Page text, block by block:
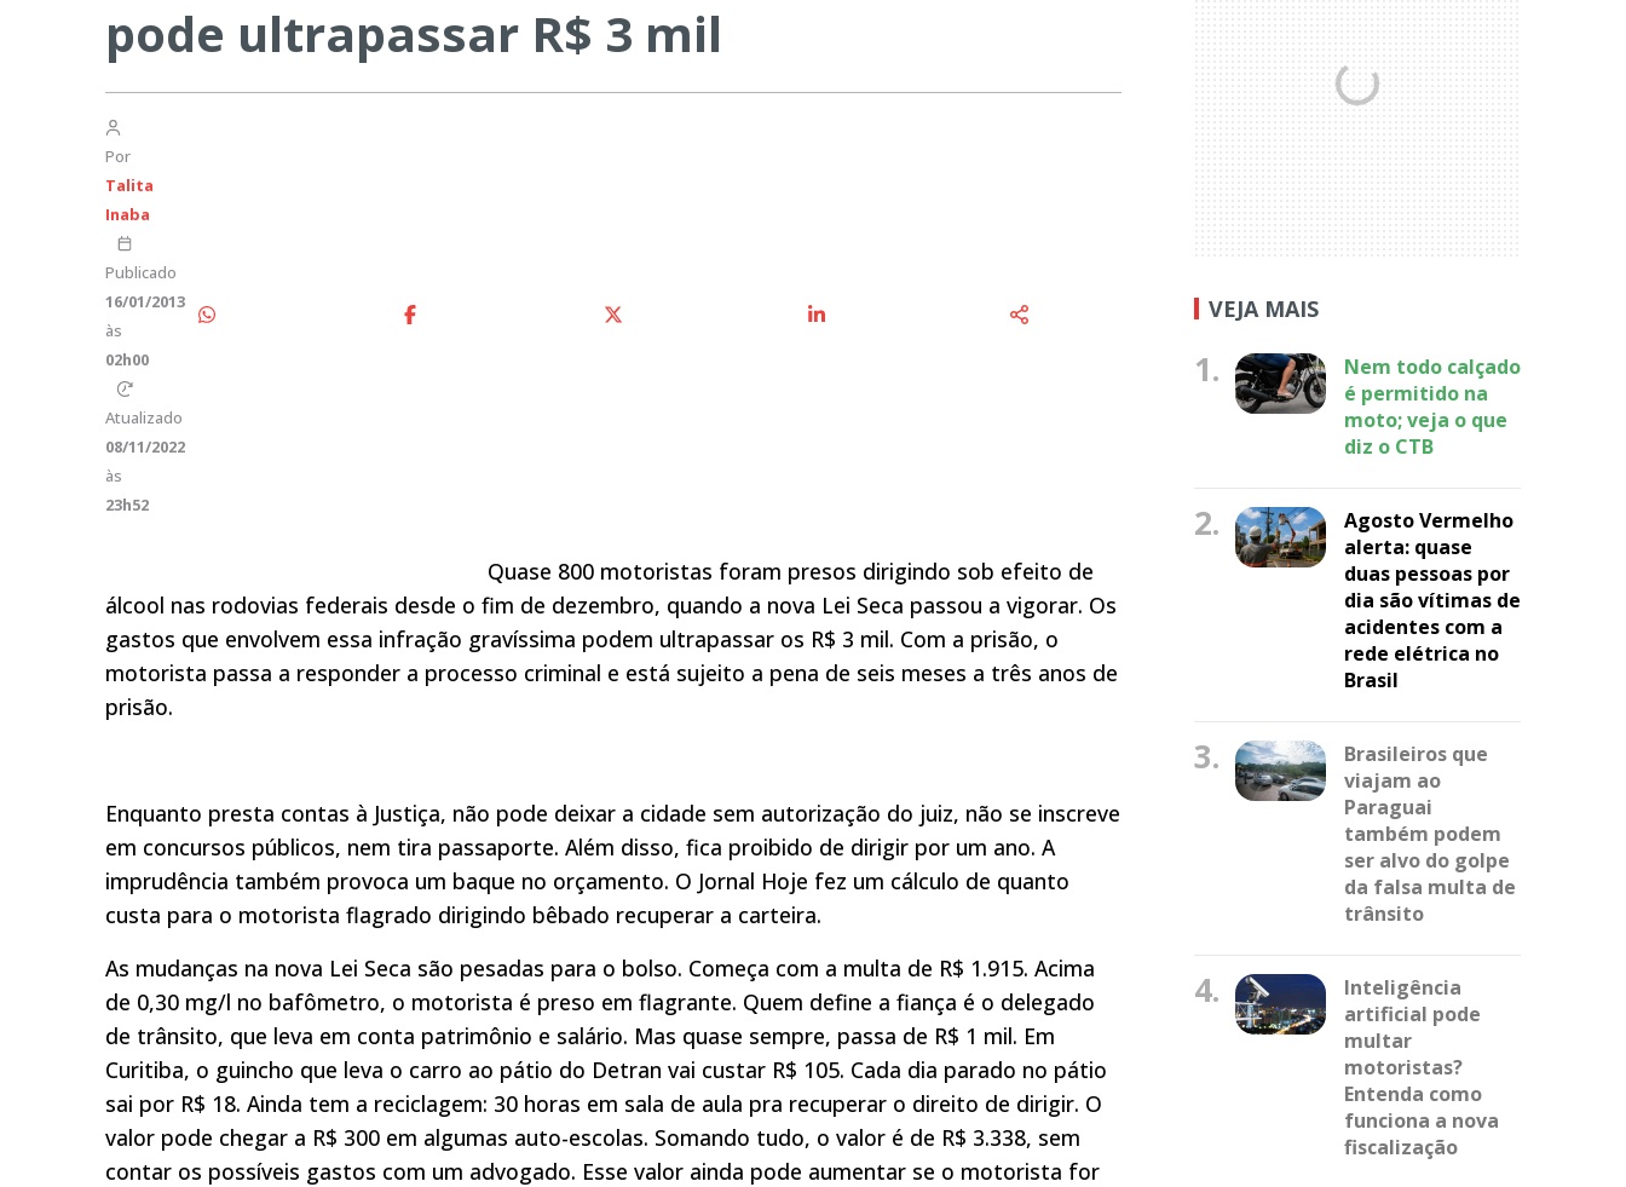
pode ultrapassar R$ 3 mil
Por
Talita
Inaba
Publicado
16/01/2013
às
02h00
Atualizado
08/11/2022
às
23h52
Quase 800 motoristas foram presos dirigindo sob efeito de
álcool nas rodovias federais desde o fim de dezembro, quando a nova Lei Seca passou a vigorar. Os
gastos que envolvem essa infração gravíssima podem ultrapassar os R$ 3 mil. Com a prisão, o
motorista passa a responder a processo criminal e está sujeito a pena de seis meses a três anos de
prisão.
Enquanto presta contas à Justiça, não pode deixar a cidade sem autorização do juiz, não se inscreve
em concursos públicos, nem tira passaporte. Além disso, fica proibido de dirigir por um ano. A
imprudência também provoca um baque no orçamento. O Jornal Hoje fez um cálculo de quanto
custa para o motorista flagrado dirigindo bêbado recuperar a carteira.
As mudanças na nova Lei Seca são pesadas para o bolso. Começa com a multa de R$ 1.915. Acima
de 0,30 mg/l no bafômetro, o motorista é preso em flagrante. Quem define a fiança é o delegado
de trânsito, que leva em conta patrimônio e salário. Mas quase sempre, passa de R$ 1 mil. Em
Curitiba, o guincho que leva o carro ao pátio do Detran vai custar R$ 105. Cada dia parado no pátio
sai por R$ 18. Ainda tem a reciclagem: 30 horas em sala de aula pra recuperar o direito de dirigir. O
valor pode chegar a R$ 300 em algumas auto-escolas. Somando tudo, o valor é de R$ 3.338, sem
contar os possíveis gastos com um advogado. Esse valor ainda pode aumentar se o motorista for
VEJA MAIS
1.
Nem todo calçado
é permitido na
moto; veja o que
diz o CTB
2.
Agosto Vermelho
alerta: quase
duas pessoas por
dia são vítimas de
acidentes com a
rede elétrica no
Brasil
3.
Brasileiros que
viajam ao
Paraguai
também podem
ser alvo do golpe
da falsa multa de
trânsito
4.
Inteligência
artificial pode
multar
motoristas?
Entenda como
funciona a nova
fiscalização